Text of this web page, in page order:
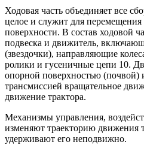
Ходовая часть объединяет все
целое и служит для перемещения
поверхности. В состав ходовой
подвеска и движитель,
(звездочки), направляющие
ролики и гусеничные цепи 10.
опорной поверхностью (почвой)
трансмиссией вращательное
движение трактора.
Механизмы управления,
изменяют траекторию движения
удерживают его неподвижно.